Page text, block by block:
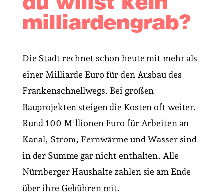
du willst kein
milliardengrab?
Die Stadt rechnet schon heute mit mehr als
einer Milliarde Euro für den Ausbau des
Franken­schnellwegs. Bei großen
Bauprojekten steigen die Kosten oft weiter.
Rund 100 Millionen Euro für Arbeiten an
Kanal, Strom, Fernwärme und Wasser sind
in der Summe gar nicht enthalten. Alle
Nürn­berger Haushalte zahlen sie am Ende
über ihre Gebühren mit.